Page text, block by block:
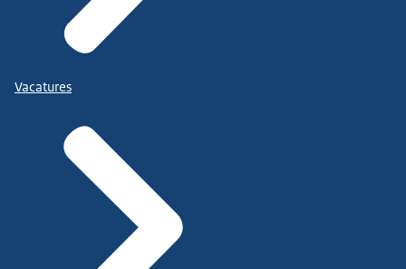
Vacatures